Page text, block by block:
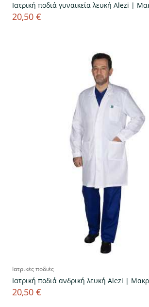
Ιατρική ποδιά γυναικεία λευκή Alezi |
Τιμή
20,50 €
Ιατρικές ποδιές
Ιατρική ποδιά ανδρική λευκή Alezi |
Τιμή
20,50 €